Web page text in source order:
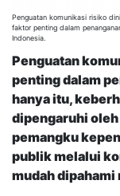
Penguatan komunikasi risiko
faktor penting dalam
Indonesia.
Penguatan
penting dalam
hanya itu,
dipengaruhi
pemangku
publik melalui
mudah dipahami